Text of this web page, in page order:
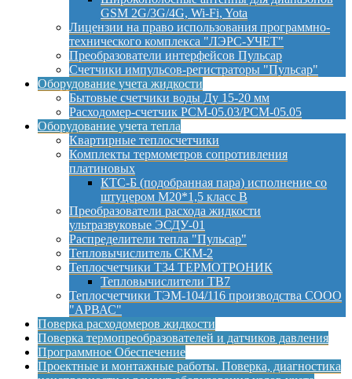
GSM 2G/3G/4G, Wi-Fi, Yota
Лицензии на право использования программно-
технического комплекса "ЛЭРС-УЧЕТ"
Преобразователи интерфейсов Пульсар
Счетчики импульсов-регистраторы "Пульсар"
Оборудование учета жидкости
Бытовые счетчики воды Ду 15-20 мм
Расходомер-счетчик РСМ-05.03/РСМ-05.05
Оборудование учета тепла
Квартирные теплосчетчики
Комплекты термометров сопротивления
платиновых
КТС-Б (подобранная пара) исполнение со
штуцером М20*1,5 класс B
Преобразователи расхода жидкости
ультразвуковые ЭСДУ-01
Распределители тепла "Пульсар"
Тепловычислитель СКМ-2
Теплосчетчики Т34 ТЕРМОТРОНИК
Тепловычислители ТВ7
Теплосчетчики ТЭМ-104/116 производства СООО
"АРВАС"
Поверка расходомеров жидкости
Поверка термопреобразователей и датчиков давления
Программное Обеспечение
Проектные и монтажные работы. Поверка, диагностика